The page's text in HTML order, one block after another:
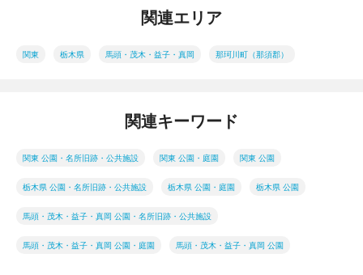
関連エリア
関東 栃木県 馬頭・茂木・益子・真岡 那珂川町（那須郡）
関連キーワード
関東 公園・名所旧跡・公共施設 関東 公園・庭園 関東 公園
栃木県 公園・名所旧跡・公共施設 栃木県 公園・庭園 栃木県 公園
馬頭・茂木・益子・真岡 公園・名所旧跡・公共施設
馬頭・茂木・益子・真岡 公園・庭園 馬頭・茂木・益子・真岡 公園